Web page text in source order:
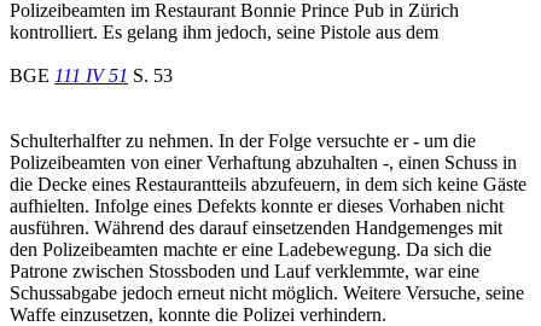
Polizeibeamten im Restaurant Bonnie Prince Pub in Zürich
kontrolliert. Es gelang ihm jedoch, seine Pistole aus dem
BGE 111 IV 51 S. 53
Schulterhalfter zu nehmen. In der Folge versuchte er - um die
Polizeibeamten von einer Verhaftung abzuhalten -, einen Schuss in
die Decke eines Restaurantteils abzufeuern, in dem sich keine Gäste
aufhielten. Infolge eines Defekts konnte er dieses Vorhaben nicht
ausführen. Während des darauf einsetzenden Handgemenges mit
den Polizeibeamten machte er eine Ladebewegung. Da sich die
Patrone zwischen Stossboden und Lauf verklemmte, war eine
Schussabgabe jedoch erneut nicht möglich. Weitere Versuche, seine
Waffe einzusetzen, konnte die Polizei verhindern.